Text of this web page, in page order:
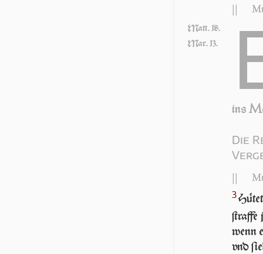
||
Matt. 18.
Mar. 13.
ins M
Die
||
3
wenn
vnd